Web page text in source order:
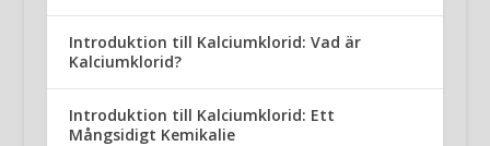
Introduktion till Kalciumklorid: Vad är
Kalciumklorid?
Introduktion till Kalciumklorid: Ett
Mångsidigt Kemikalie